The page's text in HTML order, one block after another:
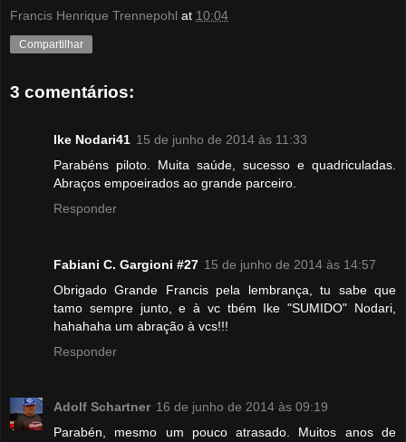
Francis Henrique Trennepohl at 10:04
Compartilhar
3 comentários:
Ike Nodari41 15 de junho de 2014 às 11:33
Parabéns piloto. Muita saúde, sucesso e quadriculadas.
Abraços empoeirados ao grande parceiro.
Responder
Fabiani C. Gargioni #27 15 de junho de 2014 às 14:57
Obrigado Grande Francis pela lembrança, tu sabe que
tamo sempre junto, e à vc tbém Ike "SUMIDO" Nodari,
hahahaha um abração à vcs!!!
Responder
Adolf Schartner 16 de junho de 2014 às 09:19
Parabén, mesmo um pouco atrasado. Muitos anos de